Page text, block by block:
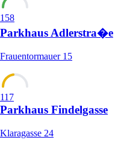
158
Parkhaus Adlerstra�e
Frauentormauer 15
117
Parkhaus Findelgasse
Klaragasse 24